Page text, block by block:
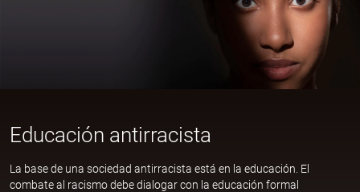
Educación antirracista
La base de una sociedad antirracista está en la educación. El
combate al racismo debe dialogar con la educación formal